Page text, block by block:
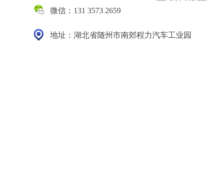
微信：131 3573 2659
地址：湖北省随州市南郊程力汽车工业园